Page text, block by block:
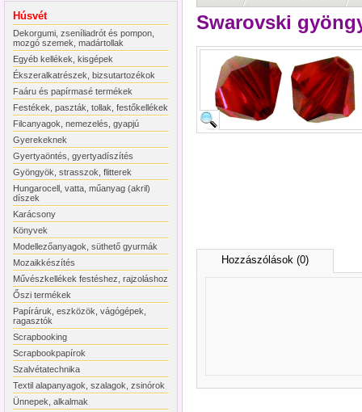
Húsvét
Dekorgumi, zseníliadrót és pompon,
mozgó szemek, madártollak
Egyéb kellékek, kisgépek
Ékszeralkatrészek, bizsutartozékok
Faáru és papírmasé termékek
Festékek, paszták, tollak, festőkellékek
Filcanyagok, nemezelés, gyapjú
Gyerekeknek
Gyertyaöntés, gyertyadíszítés
Gyöngyök, strasszok, flitterek
Hungarocell, vatta, műanyag (akril)
díszek
Karácsony
Könyvek
Modellezőanyagok, süthető gyurmák
Mozaikkészítés
Művészkellékek festéshez, rajzoláshoz
Őszi termékek
Papíráruk, eszközök, vágógépek,
ragasztók
Scrapbooking
Scrapbookpapírok
Szalvétatechnika
Textil alapanyagok, szalagok, zsinórok
Ünnepek, alkalmak
Swarovski
Hozzászólások (0)